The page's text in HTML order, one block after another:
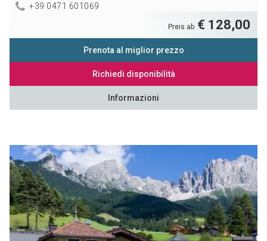
+39 0471 601069
Preis ab € 128,00
Prenota al miglior prezzo
Richiedi disponibilità
Informazioni